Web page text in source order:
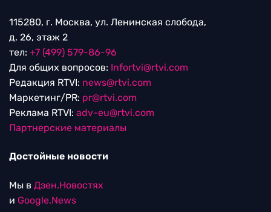
115280, г. Москва, ул. Ленинская слобода,
д. 26, этаж 2
тел: +7 (499) 579-86-96
Для общих вопросов: Infortvi@rtvi.com
Редакция RTVI: news@rtvi.com
Маркетинг/PR: pr@rtvi.com
Реклама RTVI: adv-eu@rtvi.com
Партнерские материалы
Достойные новости
Мы в Дзен.Новостях
и Google.News